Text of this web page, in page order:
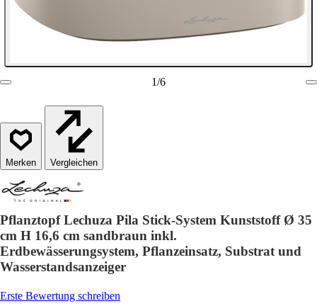
1/6
Vergleichen
Pflanztopf Lechuza Pila Stick-System Kunststoff Ø 35
cm H 16,6 cm sandbraun inkl.
Erdbewässerungsystem, Pflanzeinsatz, Substrat und
Wasserstandsanzeiger
Erste Bewertung schreiben